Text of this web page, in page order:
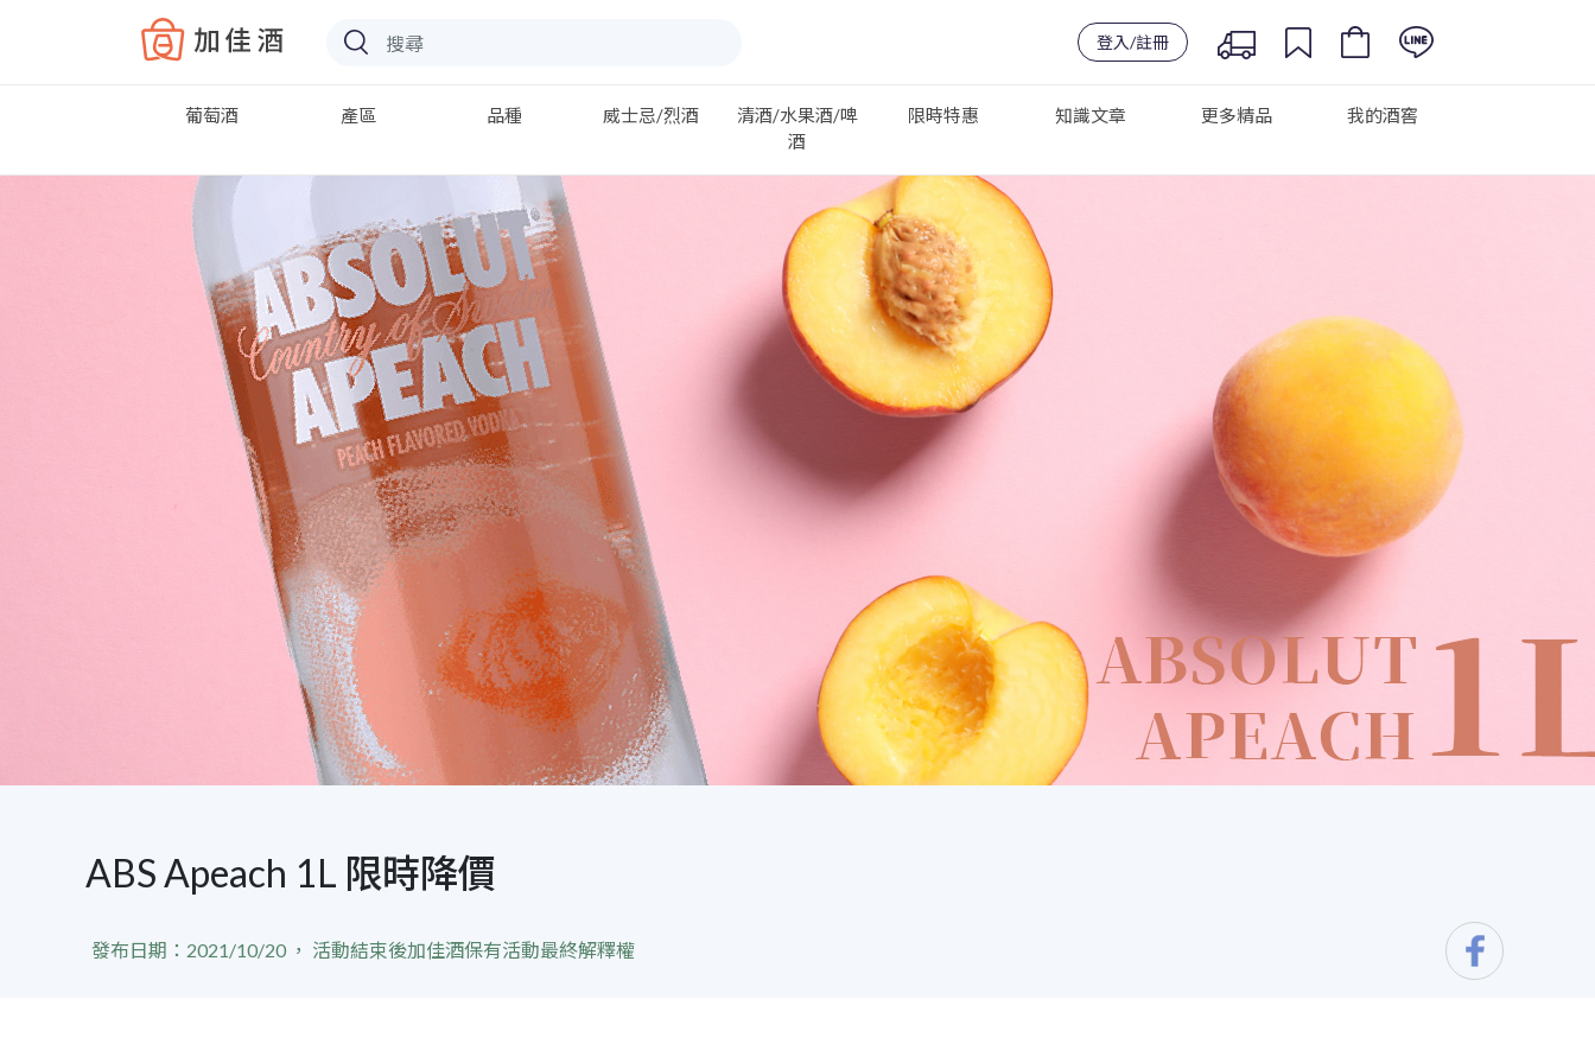
Baccus
登入/註冊
葡萄酒 產區 品種 威士忌/烈酒
清酒/水果酒/啤
酒
限時特惠 知識文章 更多精品 我的酒窖
ABS Apeach 1L 限時降價
發布日期：2021/10/20 ， 活動結束後加佳酒保有活動最終解釋權